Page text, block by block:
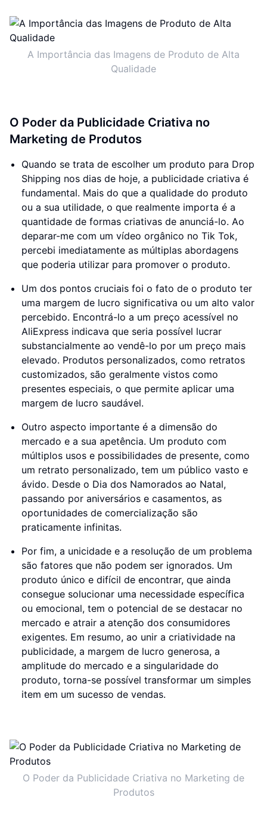
A Importância das Imagens de Produto de Alta
Qualidade
O Poder da Publicidade Criativa no
Marketing de Produtos
Quando se trata de escolher um produto para Drop
Shipping nos dias de hoje, a publicidade criativa é
fundamental. Mais do que a qualidade do produto
ou a sua utilidade, o que realmente importa é a
quantidade de formas criativas de anunciá-lo. Ao
deparar-me com um vídeo orgânico no Tik Tok,
percebi imediatamente as múltiplas abordagens
que poderia utilizar para promover o produto.
Um dos pontos cruciais foi o fato de o produto ter
uma margem de lucro significativa ou um alto valor
percebido. Encontrá-lo a um preço acessível no
AliExpress indicava que seria possível lucrar
substancialmente ao vendê-lo por um preço mais
elevado. Produtos personalizados, como retratos
customizados, são geralmente vistos como
presentes especiais, o que permite aplicar uma
margem de lucro saudável.
Outro aspecto importante é a dimensão do
mercado e a sua apetência. Um produto com
múltiplos usos e possibilidades de presente, como
um retrato personalizado, tem um público vasto e
ávido. Desde o Dia dos Namorados ao Natal,
passando por aniversários e casamentos, as
oportunidades de comercialização são
praticamente infinitas.
Por fim, a unicidade e a resolução de um problema
são fatores que não podem ser ignorados. Um
produto único e difícil de encontrar, que ainda
consegue solucionar uma necessidade específica
ou emocional, tem o potencial de se destacar no
mercado e atrair a atenção dos consumidores
exigentes. Em resumo, ao unir a criatividade na
publicidade, a margem de lucro generosa, a
amplitude do mercado e a singularidade do
produto, torna-se possível transformar um simples
item em um sucesso de vendas.
O Poder da Publicidade Criativa no Marketing de
Produtos